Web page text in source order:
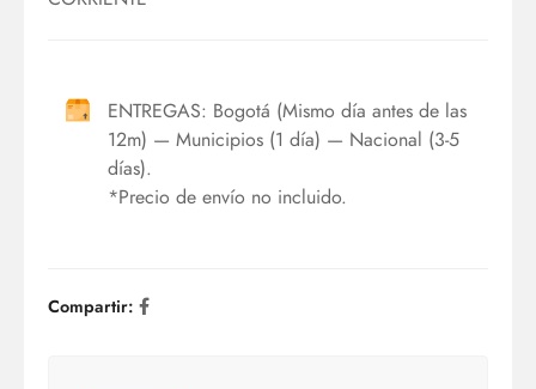
ENTREGAS: Bogotá (Mismo día antes de las
12m) — Municipios (1 día) — Nacional (3-5
días).
*Precio de envío no incluido.
Compartir: